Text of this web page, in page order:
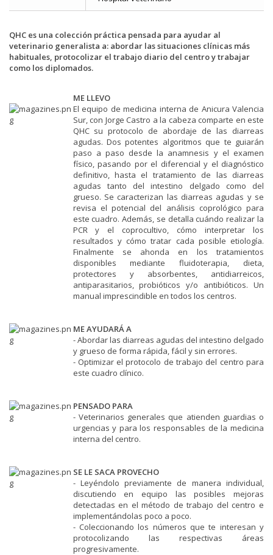
QHC es una colección práctica pensada para ayudar al
veterinario generalista a: abordar las situaciones clínicas más
habituales, protocolizar el trabajo diario del centro y trabajar
como los diplomados.
ME LLEVO
El equipo de medicina interna de Anicura Valencia
Sur, con Jorge Castro a la cabeza comparte en este
QHC su protocolo de abordaje de las diarreas
agudas. Dos potentes algoritmos que te guiarán
paso a paso desde la anamnesis y el examen
físico, pasando por el diferencial y el diagnóstico
definitivo, hasta el tratamiento de las diarreas
agudas tanto del intestino delgado como del
grueso. Se caracterizan las diarreas agudas y se
revisa el potencial del análisis coprológico para
este cuadro. Además, se detalla cuándo realizar la
PCR y el coprocultivo, cómo interpretar los
resultados y cómo tratar cada posible etiología.
Finalmente se ahonda en los tratamientos
disponibles mediante fluidoterapia, dieta,
protectores y absorbentes, antidiarreicos,
antiparasitarios, probióticos y/o antibióticos. Un
manual imprescindible en todos los centros.
ME AYUDARÁ A
-Abordar las diarreas agudas del intestino delgado
y grueso de forma rápida, fácil y sin errores.
- Optimizar el protocolo de trabajo del centro para
este cuadro clínico.
PENSADO PARA
- Veterinarios generales que atienden guardias o
urgencias y para los responsables de la medicina
interna del centro.
SE LE SACA PROVECHO
-Leyéndolo previamente de manera individual,
discutiendo en equipo las posibles mejoras
detectadas en el método de trabajo del centro e
implementándolas poco a poco.
- Coleccionando los números que te interesan y
protocolizando las respectivas áreas
progresivamente.